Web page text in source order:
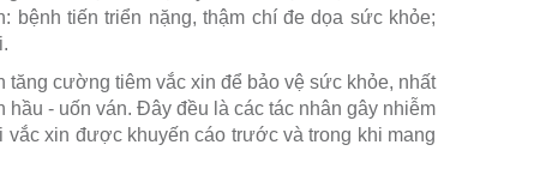
bệnh tiến triển nặng, thậm chí đe dọa sức khỏe;
tăng cường tiêm vắc xin để bảo vệ sức khỏe, nhất
hầu - uốn ván. Đây đều là các tác nhân gây nhiễm
xin được khuyến cáo trước và trong khi mang